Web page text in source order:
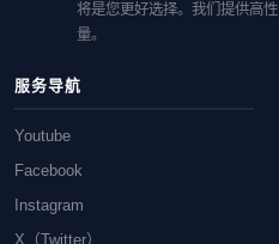
将是您更好选择。我们提供高
量。
服务导航
Youtube
Facebook
Instagram
X（Twitter）